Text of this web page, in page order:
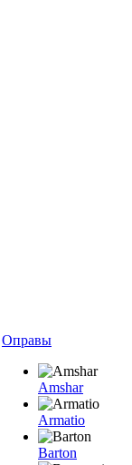
Оправы
Amshar
Armatio
Barton